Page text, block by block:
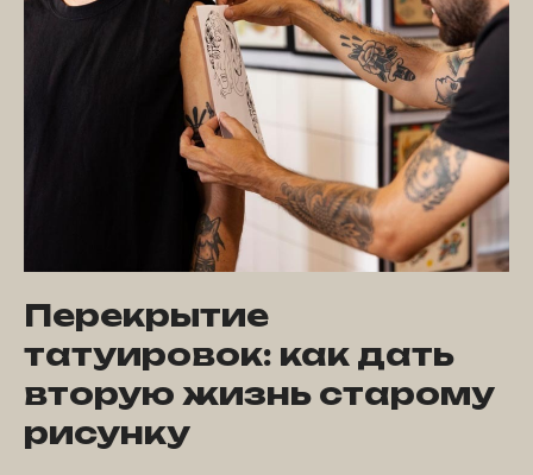
Перекрытие
татуировок: как дать
вторую жизнь старому
рисунку